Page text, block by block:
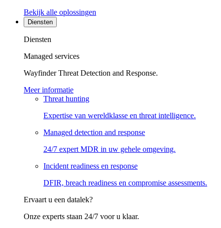
Bekijk alle oplossingen
Diensten
Diensten
Managed services
Wayfinder Threat Detection and Response.
Meer informatie
Threat hunting
Expertise van wereldklasse en threat intelligence.
Managed detection and response
24/7 expert MDR in uw gehele omgeving.
Incident readiness en response
DFIR, breach readiness en compromise assessments.
Ervaart u een datalek?
Onze experts staan 24/7 voor u klaar.